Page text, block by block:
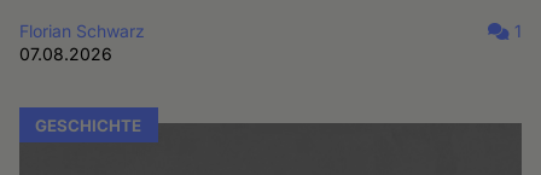
Florian Schwarz
07.08.2026
1
GESCHICHTE